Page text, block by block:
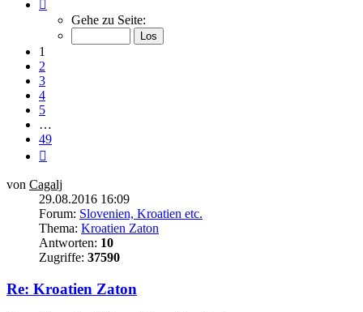
von
Gehe zu Seite:
1
2
3
4
5
…
49
von Cagalj
29.08.2016 16:09
Forum: Slovenien, Kroatien etc.
Thema: Kroatien Zaton
Antworten: 10
Zugriffe: 37590
Re: Kroatien Zaton